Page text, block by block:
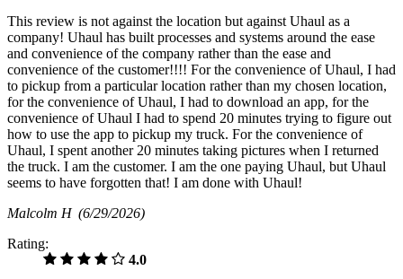
This review is not against the location but against Uhaul as a
company! Uhaul has built processes and systems around the ease
and convenience of the company rather than the ease and
convenience of the customer!!!! For the convenience of Uhaul, I had
to pickup from a particular location rather than my chosen location,
for the convenience of Uhaul, I had to download an app, for the
convenience of Uhaul I had to spend 20 minutes trying to figure out
how to use the app to pickup my truck. For the convenience of
Uhaul, I spent another 20 minutes taking pictures when I returned
the truck. I am the customer. I am the one paying Uhaul, but Uhaul
seems to have forgotten that! I am done with Uhaul!
Malcolm H (6/29/2026)
Rating:
4.0